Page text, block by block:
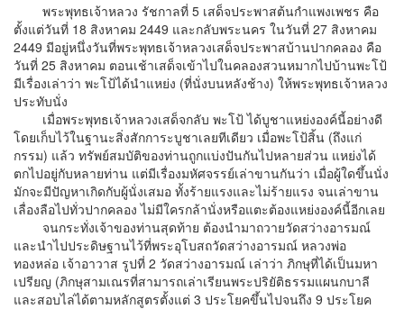
พระพุทธเจ้าหลวง รัชกาลที่ 5 เสด็จประพาสต้นกำแพงเพชร คือ
ตั้งแต่วันที่ 18 สิงหาคม 2449 และกลับพระนคร ในวันที่ 27 สิงหาคม
2449 มีอยู่หนึ่งวันที่พระพุทธเจ้าหลวงเสด็จประพาสบ้านปากคลอง คือ
วันที่ 25 สิงหาคม ตอนเช้าเสด็จเข้าไปในคลองสวนหมากไปบ้านพะโป้
มีเรื่องเล่าว่า พะโป้ได้นำแหย่ง (ที่นั่งบนหลังช้าง) ให้พระพุทธเจ้าหลวง
ประทับนั่ง
เมื่อพระพุทธเจ้าหลวงเสด็จกลับ พะโป้ ได้บูชาแหย่งองค์นี้อย่างดี
โดยเก็บไว้ในฐานะสิ่งสักการะบูชาเลยทีเดียว เมื่อพะโป้สิ้น (ถึงแก่
กรรม) แล้ว ทรัพย์สมบัติของท่านถูกแบ่งปันกันไปหลายส่วน แหย่งได้
ตกไปอยู่กับหลายท่าน แต่มีเรื่องมหัศจรรย์เล่าขานกันว่า เมื่อผู้ใดขึ้นนั่ง
มักจะมีปัญหาเกิดกับผู้นั่งเสมอ ทั้งร้ายแรงและไม่ร้ายแรง จนเล่าขาน
เลื่องลือไปทั่วปากคลอง ไม่มีใครกล้านั่งหรือแตะต้องแหย่งองค์นี้อีกเลย
จนกระทั่งเจ้าของท่านสุดท้าย ต้องนำมาถวายวัดสว่างอารมณ์
และนำไปประดิษฐานไว้ที่พระอุโบสถวัดสว่างอารมณ์ หลวงพ่อ
ทองหล่อ เจ้าอาวาส รูปที่ 2 วัดสว่างอารมณ์ เล่าว่า ภิกษุที่ได้เป็นมหา
เปรียญ (ภิกษุสามเณรที่สามารถเล่าเรียนพระปริยัติธรรมแผนกบาลี
และสอบไล่ได้ตามหลักสูตรตั้งแต่ 3 ประโยคขึ้นไปจนถึง 9 ประโยค